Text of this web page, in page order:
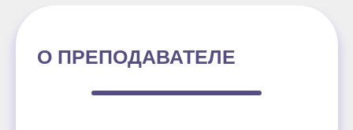
О ПРЕПОДАВАТЕЛЕ